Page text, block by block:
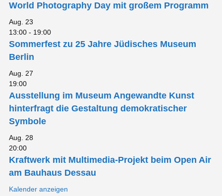
World Photography Day mit großem Programm
Aug. 23
13:00 - 19:00
Sommerfest zu 25 Jahre Jüdisches Museum
Berlin
Aug. 27
19:00
Ausstellung im Museum Angewandte Kunst
hinterfragt die Gestaltung demokratischer
Symbole
Aug. 28
20:00
Kraftwerk mit Multimedia-Projekt beim Open Air
am Bauhaus Dessau
Kalender anzeigen